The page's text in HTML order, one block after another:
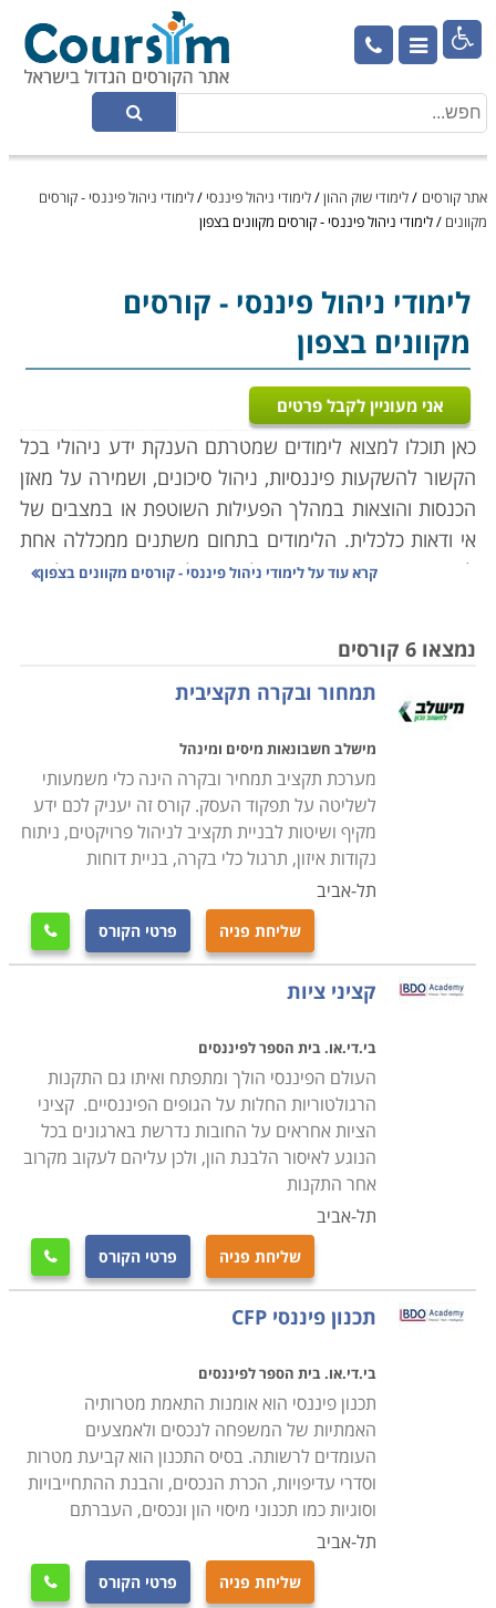

אתר קורסים /לימודי שוק ההון/לימודי ניהול פיננסי /לימודי ניהול פיננסי - קורסים
מקוונים /לימודי ניהול פיננסי - קורסים מקוונים בצפון
לימודי ניהול פיננסי - קורסים
מקוונים בצפון
אני מעוניין לקבל פרטים
כאן תוכלו למצוא לימודים שמטרתם הענקת ידע ניהולי בכל
הקשור להשקעות פיננסיות, ניהול סיכונים, ושמירה על מאזן
הכנסות והוצאות במהלך הפעילות השוטפת או במצבים של
אי ודאות כלכלית. הלימודים בתחום משתנים ממכללה אחת
לשניה, משום שאין מדובר בלימודים לתעודה תקנית כלשהי,
לכלכלה, דיני עסקים וחברות, ניהול סיכונים פיננסיים, יסודות
המימון, תכנים ספציפיים הנוגעים לשוק ההון בארץ, תכנון
עסקאות עתידיות, הכנת תכנית עסקית, שיטות למתן
תגמולים ותמריצים וניתוח דו"חות.
לימודי ניהול פיננסי הם הכרח עבור משקיעים פרטיים,
מנהלי חברות, וכל מי שעוסק בתפקידים ניהוליים בתחום
הכלכלי, החל ממנהלי כספים, המשך במנהלי תמחיר ומנהלי
בקרה וכלה במנהלי תפעול ומנהלי לוגיסטיקה. הצורך בהם
חיוני עוד יותר עבור אלו שהגיעו לעמדות ניהוליות שונות
במהלך הקריירה התעסוקתית שלהם, אך לא הזדמן להם
ללמוד באופן מסודר כלכלה או מנהל עסקים.
גם מי שמעוניין לרכוש השכלה בתחום לטובת ניהול ההון
הפרטי שלו ושל בני ביתו יכול לצאת נשכר מלימודים אלה,
ולדעת טוב יותר כיצד לשמור על ערך הכסף שברשותו, או
טוב מכך – להגדיל את הונו. מי שיבחר ללמוד במסגרת
הקורסים המוצגים בעמודים הבאים ירחיב את הידע ויכולות
הניתוח שלו לרמות גבוהות, מה שיאפשר לו לנהל באופן
יעיל ונבון יותר את נכסיו הפיננסיים, או של כל ארגון שיפקיד
בידיו את ממונו.
תנאי הקבלה
מכיוון שמסלולי הלימוד נבדלים מאוד אחד ממשנהו, גם תנאי
בגרות, וישנם בתי ספר בהם אין צורך בכל ידע מוקדם. ישנן
מכללות אחרות בהן עורכים למועמדים ריאיון אישי טרם
הקבלה לקורס. ישנם מסלולי לימוד בהם נדרש תואר אקדמי
רלוונטי באחד ממקצועות הכלכלה או הביטוח, או לחילופין
רקע תעסוקתי בתחום. חלק מההכשרות מציעות למעשה
השתלבות נקודתית בקורסים מסויימים השייכים למסגרת
רחבה יותר של לימודי שוק ההון או ניהול. במילים אחרות; כל
מי שמבקש לעצמו השכלה פיננסית רחבה יותר, יוכל למצוא
קרא עוד עללימודי ניהול פיננסי - קורסים מקוונים בצפון
נמצאו 6 קורסים
תמחור ובקרה תקציבית
מישלב חשבונאות מיסים ומינהל
מערכת תקציב תמחיר ובקרה הינה כלי משמעותי
לשליטה על תפקוד העסק. קורס זה יעניק לכם ידע
מקיף ושיטות לבניית תקציב לניהול פרויקטים, ניתוח
נקודות איזון, תרגול כלי בקרה, בניית דוחות
תל-אביב
שליחת פניה פרטי הקורס 
קציני ציות
בי.די.או. בית הספר לפיננסים
העולם הפיננסי הולך ומתפתח ואיתו גם התקנות
הרגולטוריות החלות על הגופים הפיננסיים. קציני
הציות אחראים על החובות נדרשת בארגונים בכל
הנוגע לאיסור הלבנת הון, ולכן עליהם לעקוב מקרוב
אחר התקנות
תל-אביב
שליחת פניה פרטי הקורס 
תכנון פיננסי CFP
בי.די.או. בית הספר לפיננסים
תכנון פיננסי הוא אומנות התאמת מטרותיה
האמתיות של המשפחה לנכסים ולאמצעים
העומדים לרשותה. בסיס התכנון הוא קביעת מטרות
וסדרי עדיפויות, הכרת הנכסים, והבנת ההתחייבויות
וסוגיות כמו תכנוני מיסוי הון ונכסים, העברתם
תל-אביב
שליחת פניה פרטי הקורס 